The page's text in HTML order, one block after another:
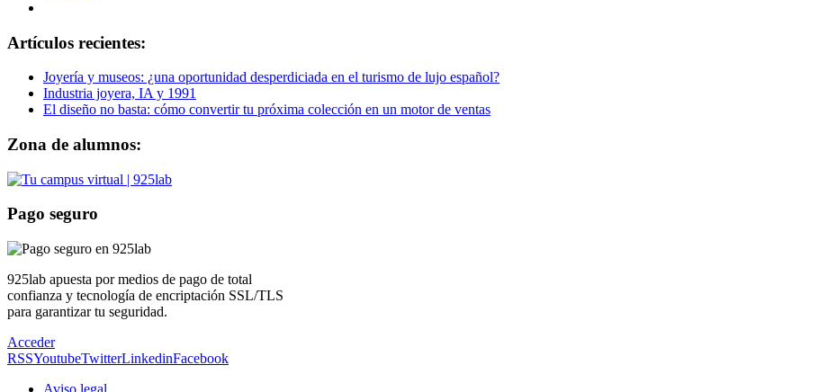
Artículos recientes:
Joyería y museos: ¿una oportunidad desperdiciada en el turismo de lujo español?
Industria joyera, IA y 1991
El diseño no basta: cómo convertir tu próxima colección en un motor de ventas
Zona de alumnos:
Pago seguro
925lab apuesta por medios de pago de total
confianza y tecnología de encriptación SSL/TLS
para garantizar tu seguridad.
Acceder
RSSYoutubeTwitterLinkedinFacebook